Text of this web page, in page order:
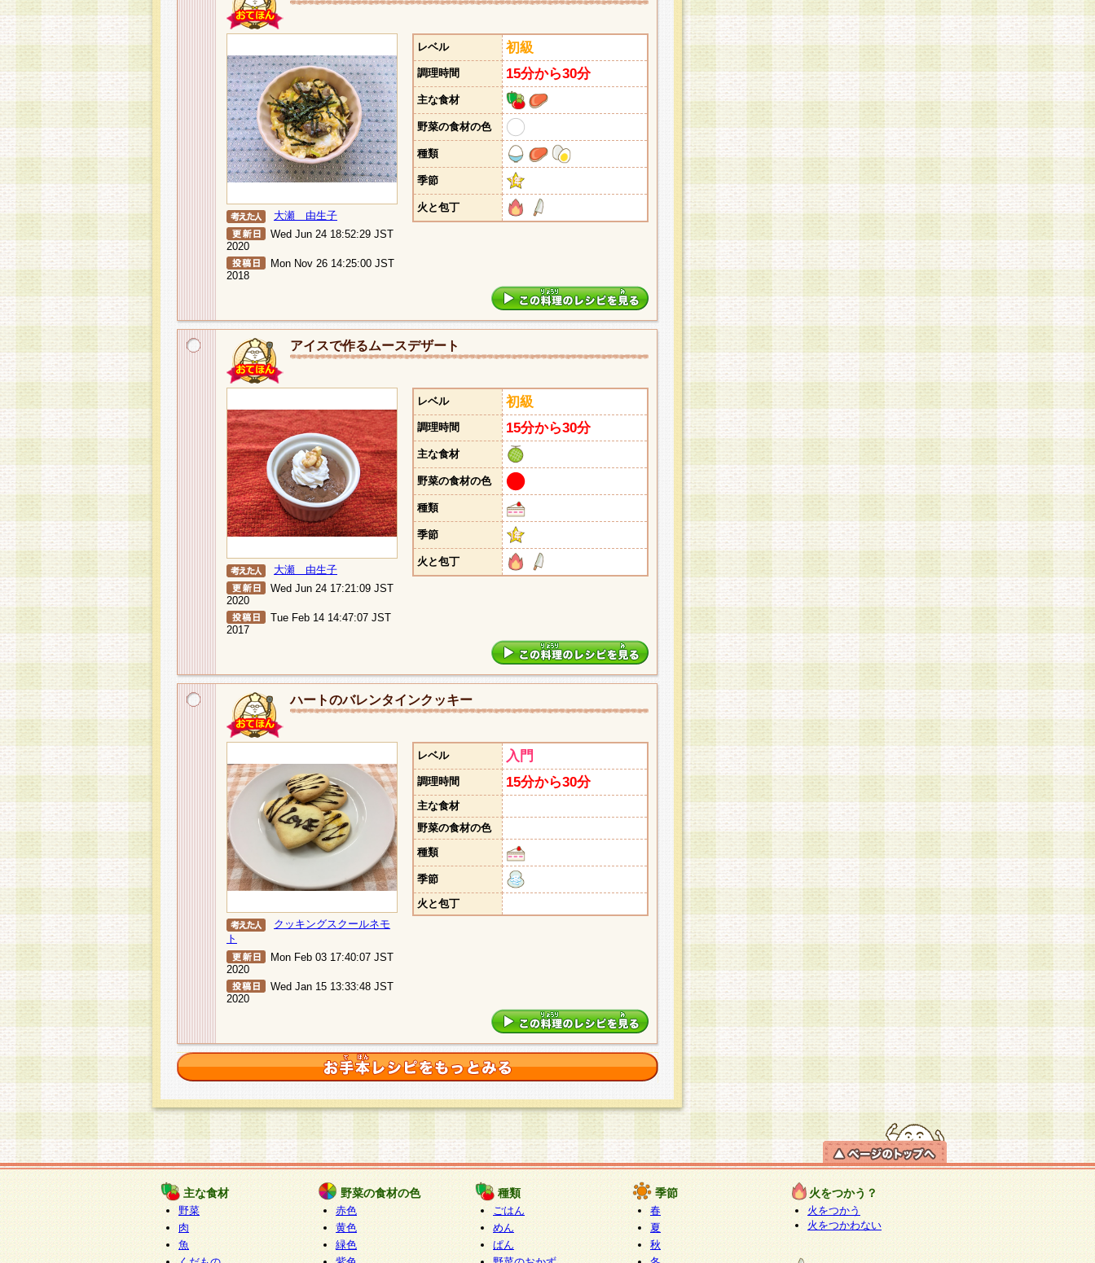
大瀬 由生子
Wed Jun 24 18:52:29 JST
2020
Mon Nov 26 14:25:00 JST
2018
レベル 初級
調理時間 15分から30分
主な食材
野菜の食材の色
種類
季節
火と包丁
アイスで作るムースデザート
大瀬 由生子
Wed Jun 24 17:21:09 JST
2020
Tue Feb 14 14:47:07 JST
2017
レベル 初級
調理時間 15分から30分
主な食材
野菜の食材の色
種類
季節
火と包丁
ハートのバレンタインクッキー
クッキングスクールネモ
ト
Mon Feb 03 17:40:07 JST
2020
Wed Jan 15 13:33:48 JST
2020
レベル 入門
調理時間 15分から30分
主な食材
野菜の食材の色
種類
季節
火と包丁
主な食材
野菜
肉
魚
野菜の食材の色
赤色
黄色
緑色
種類
ごはん
めん
ぱん
季節
春
夏
秋
火をつかう？
火をつかう
火をつかわない